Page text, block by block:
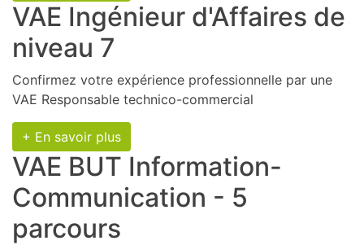
VAE Ingénieur d'Affaires de
niveau 7
Confirmez votre expérience professionnelle par une
VAE Responsable technico-commercial
+ En savoir plus
VAE BUT Information-
Communication - 5
parcours